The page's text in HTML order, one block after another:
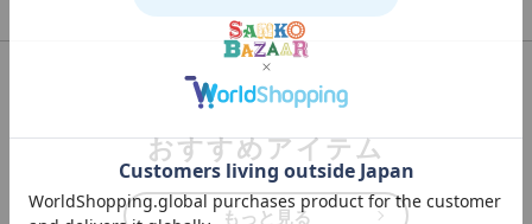
おすすめアイテム
もっと見る